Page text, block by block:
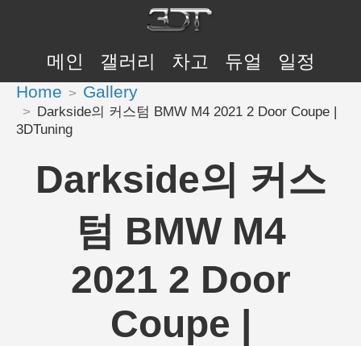
메인 갤러리 차고 듀얼 일정
Home Gallery
Darkside의 커스텀 BMW M4 2021 2 Door Coupe |
3DTuning
Darkside의 커스
텀 BMW M4
2021 2 Door
Coupe |